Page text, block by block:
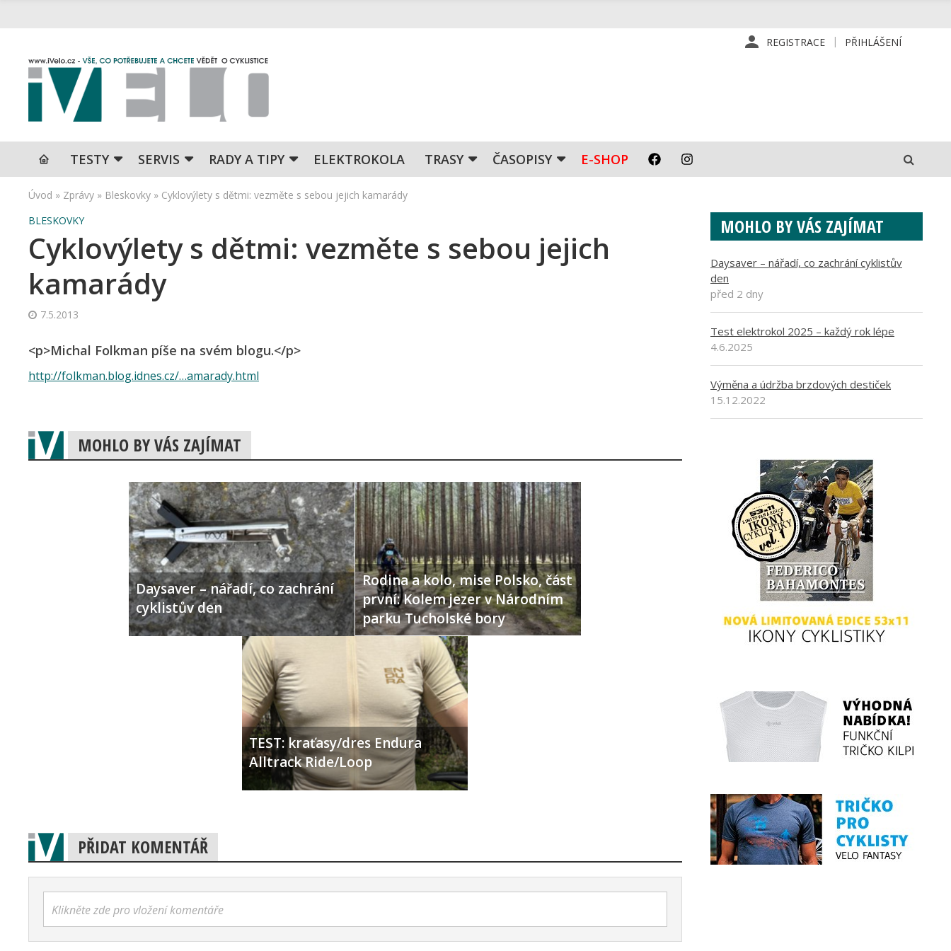
REGISTRACE PŘIHLÁŠENÍ
TESTY SERVIS RADY A TIPY ELEKTROKOLA TRASY ČASOPISY E-SHOP
Úvod » Zprávy » Bleskovky » Cyklovýlety s dětmi: vezměte s sebou jejich kamarády
BLESKOVKY
Cyklovýlety s dětmi: vezměte s sebou jejich
kamarády
7.5.2013
<p>Michal Folkman píše na svém blogu.</p>
http://folkman.blog.idnes.cz/…amarady.html
MOHLO BY VÁS ZAJÍMAT
Daysaver – nářadí, co zachrání
cyklistův den
Rodina a kolo, mise Polsko, část
první: Kolem jezer v Národním
parku Tucholské bory
TEST: kraťasy/dres Endura
Alltrack Ride/Loop
PŘIDAT KOMENTÁŘ
Klikněte zde pro vložení komentáře
MOHLO BY VÁS ZAJÍMAT
Daysaver – nářadí, co zachrání cyklistův
den
před 2 dny
Test elektrokol 2025 – každý rok lépe
4.6.2025
Výměna a údržba brzdových destiček
15.12.2022